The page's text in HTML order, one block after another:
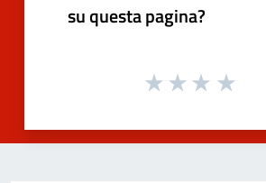
su questa pagina?